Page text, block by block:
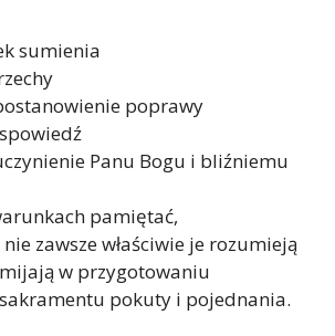
sumienia
poprawy
Panu Bogu i bliźniemu
pamiętać,
zawsze właściwie je rozumieją
w przygotowaniu
pokuty i pojednania.